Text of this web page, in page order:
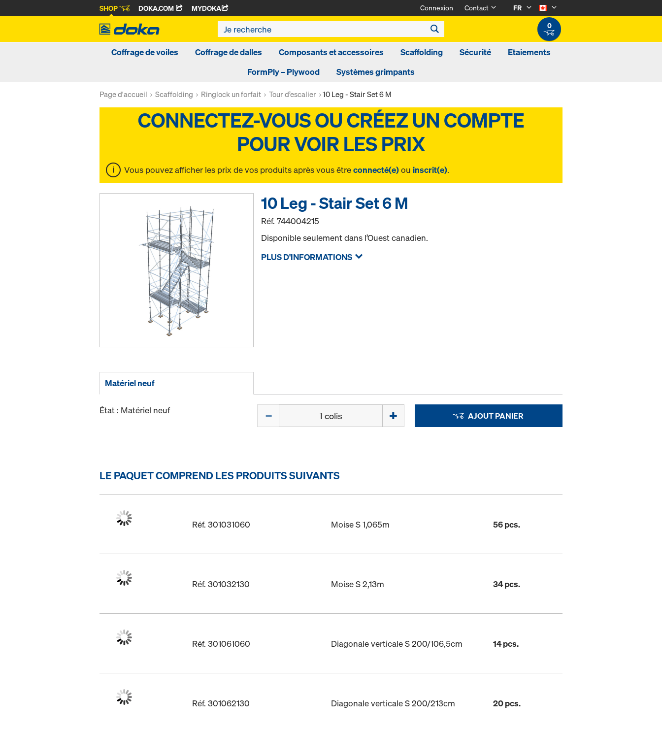
SHOP DOKA.COM MYDOKA Connexion Contact
FR
0
Coffrage de voiles Coffrage de dalles Composants et accessoires Scaffolding Sécurité
Etaiements
FormPly – Plywood
Systèmes grimpants
Page d'accueil Scaffolding Ringlock un forfait Tour d’escalier 10 Leg - Stair Set 6 M
Vous pouvez afficher les prix de vos produits après vous êtreconnecté(e)ou inscrit(e).
10 Leg - Stair Set 6 M
Réf.744004215
Disponible seulement dans l’Ouest canadien.
PLUS D'INFORMATIONS
Matériel neuf
État : Matériel neuf AJOUT PANIER
LE PAQUET COMPREND LES PRODUITS SUIVANTS
Réf. 301031060 Moise S 1,065m 56 pcs.
Réf. 301032130 Moise S 2,13m 34 pcs.
Réf. 301061060 Diagonale verticale S 200/106,5cm 14 pcs.
Réf. 301062130 Diagonale verticale S 200/213cm 20 pcs.